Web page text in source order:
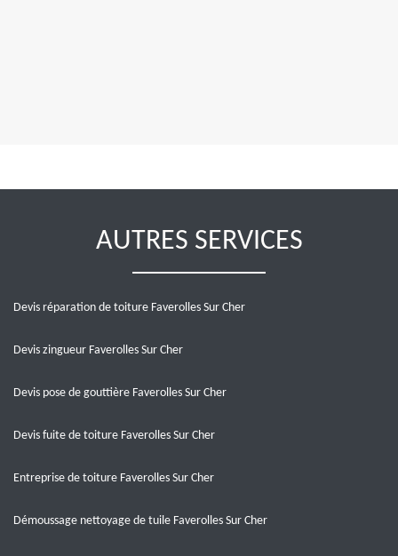
AUTRES SERVICES
Devis réparation de toiture Faverolles Sur Cher
Devis zingueur Faverolles Sur Cher
Devis pose de gouttière Faverolles Sur Cher
Devis fuite de toiture Faverolles Sur Cher
Entreprise de toiture Faverolles Sur Cher
Démoussage nettoyage de tuile Faverolles Sur Cher